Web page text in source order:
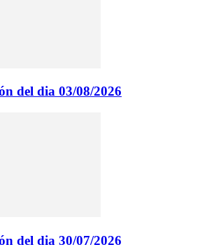
del dia 03/08/2026
del dia 30/07/2026